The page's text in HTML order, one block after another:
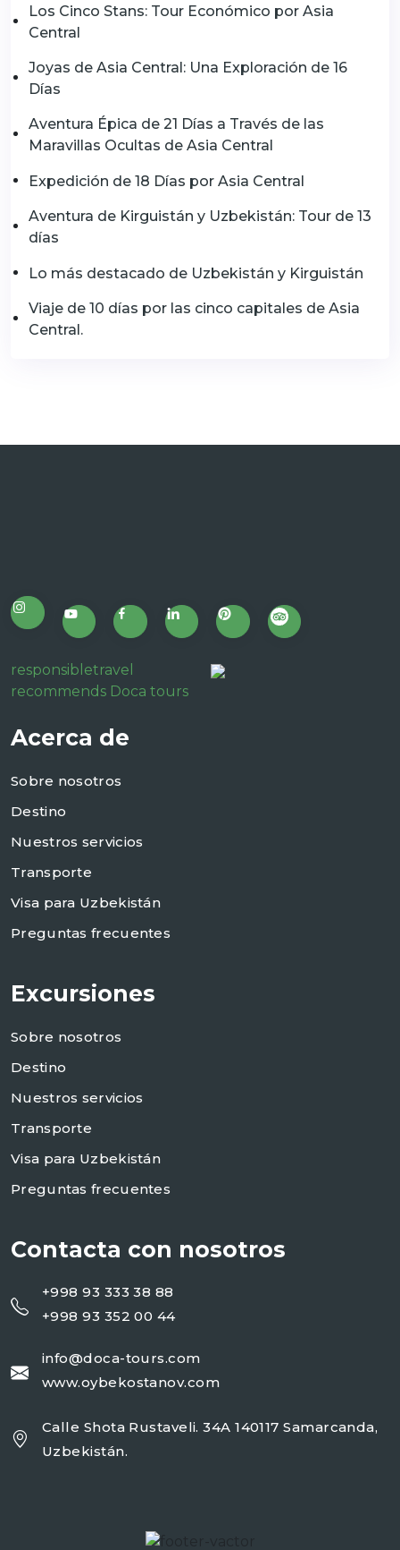
Los Cinco Stans: Tour Económico por Asia
Central
Joyas de Asia Central: Una Exploración de 16
Días
Aventura Épica de 21 Días a Través de las
Maravillas Ocultas de Asia Central
Expedición de 18 Días por Asia Central
Aventura de Kirguistán y Uzbekistán: Tour de 13
días
Lo más destacado de Uzbekistán y Kirguistán
Viaje de 10 días por las cinco capitales de Asia
Central.
responsibletravel
recommends Doca tours
Acerca de
Sobre nosotros
Destino
Nuestros servicios
Transporte
Visa para Uzbekistán
Preguntas frecuentes
Excursiones
Sobre nosotros
Destino
Nuestros servicios
Transporte
Visa para Uzbekistán
Preguntas frecuentes
Contacta con nosotros
+998 93 333 38 88
+998 93 352 00 44
info@doca-tours.com
www.oybekostanov.com
Calle Shota Rustaveli. 34A 140117 Samarcanda,
Uzbekistán.